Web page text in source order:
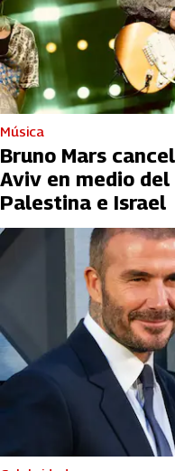
Música
Bruno Mars
Aviv en medio
Palestina e Israel